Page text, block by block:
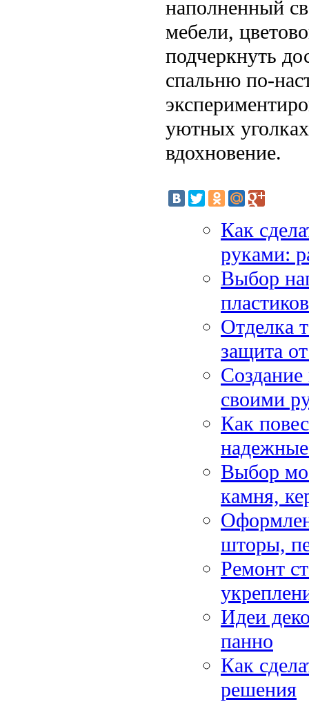
наполненный
мебели,
подчеркнуть
спальню по-
уютных
вдохновение.
Как
руками:
Выбор
Отделка
защита
своими
Как
Выбор
камня,
шторы,
Ремонт
Идеи
панно
Как
решения